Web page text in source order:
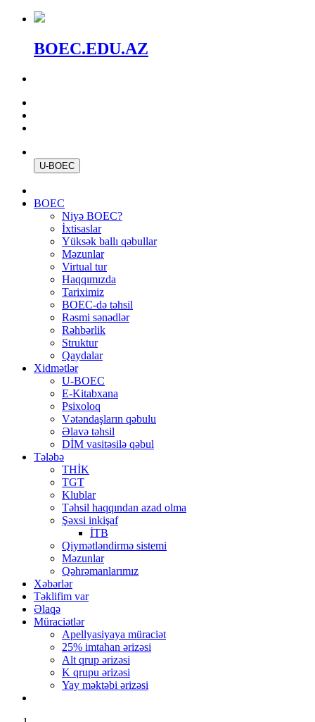
BOEC.EDU.AZ
U-BOEC
BOEC
Niyə BOEC?
İxtisaslar
Yüksək ballı qəbullar
Məzunlar
Virtual tur
Haqqımızda
Tariximiz
BOEC-də təhsil
Rəsmi sənədlər
Rəhbərlik
Struktur
Qaydalar
Xidmətlər
U-BOEC
E-Kitabxana
Psixoloq
Vətəndaşların qəbulu
Əlavə təhsil
DİM vasitəsilə qəbul
Tələbə
THİK
TGT
Klublar
Təhsil haqqından azad olma
Şəxsi inkişaf
İTB
Qiymətləndirmə sistemi
Məzunlar
Qəhrəmanlarımız
Xəbərlər
Təklifim var
Əlaqə
Müraciətlər
Apellyasiyaya müraciət
25% imtahan ərizəsi
Alt qrup ərizəsi
K qrupu ərizəsi
Yay məktəbi ərizəsi